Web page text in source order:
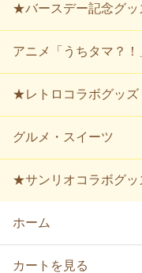
★バースデー記念グッ
アニメ「うちタマ？
★レトロコラボグッズ
グルメ・スイーツ
★サンリオコラボグッ
ホーム
カートを見る